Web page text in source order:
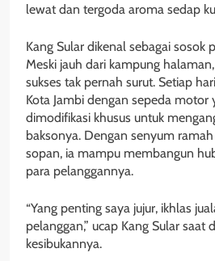
lewat dan tergoda aroma sedap
Kang Sular dikenal sebagai sosok
Meski jauh dari kampung
sukses tak pernah surut. Setiap
Kota Jambi dengan sepeda motor
dimodifikasi khusus untuk
baksonya. Dengan senyum
sopan, ia mampu membangun
para pelanggannya.
“Yang penting saya jujur, ikhlas
pelanggan,” ucap Kang Sular saat
kesibukannya.